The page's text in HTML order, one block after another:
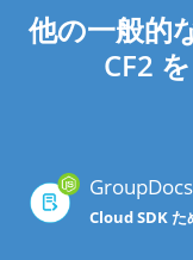
他の一般的
CF2
Cloud SDK